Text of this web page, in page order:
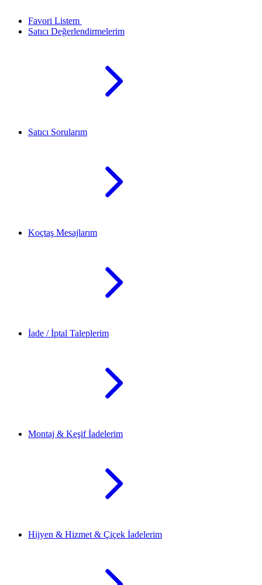
Favori Listem
Satıcı Değerlendirmelerim
Satıcı Sorularım
Koçtaş Mesajlarım
İade / İptal Taleplerim
Montaj & Keşif İadelerim
Hijyen & Hizmet & Çiçek İadelerim